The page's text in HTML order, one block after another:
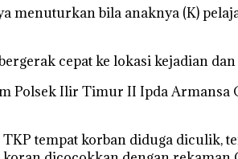
menuturkan bila anaknya (K)
cepat ke lokasi kejadian
Polsek Ilir Timur II Ipda Armansa
tempat korban diduga diculik,